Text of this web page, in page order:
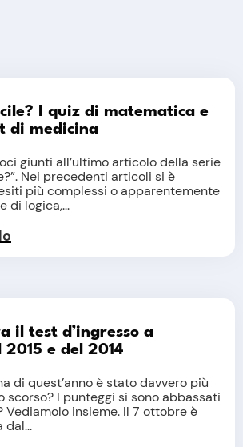
I quiz di matematica e
di medicina
giunti all’ultimo articolo della serie
Nei precedenti articoli si è
più complessi o apparentemente
di logica,...
il test d’ingresso a
e del 2014
di quest’anno è stato davvero più
scorso? I punteggi si sono abbassati
Vediamolo insieme. Il 7 ottobre è